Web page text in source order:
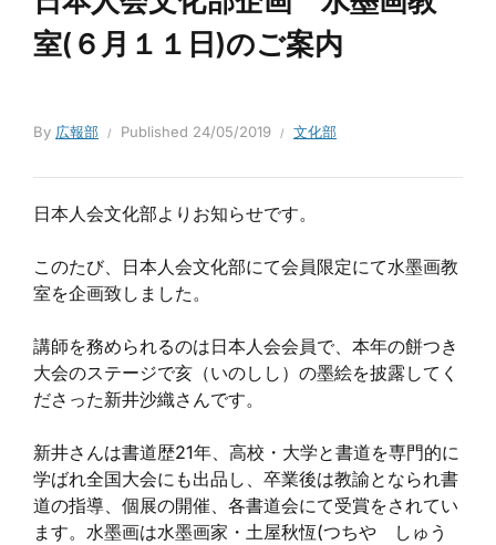
室(６月１１日)のご案内
By 広報部 Published 24/05/2019 文化部
日本人会文化部よりお知らせです。
このたび、日本人会文化部にて会員限定にて水墨画教
室を企画致しました。
講師を務められるのは日本人会会員で、本年の餅つき
大会のステージで亥（いのしし）の墨絵を披露してく
ださった新井沙織さんです。
新井さんは書道歴21年、高校・大学と書道を専門的に
学ばれ全国大会にも出品し、卒業後は教諭となられ書
道の指導、個展の開催、各書道会にて受賞をされてい
ます。水墨画は水墨画家・土屋秋恆(つちや しゅう